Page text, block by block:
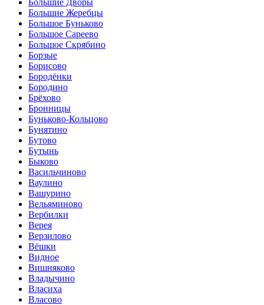
Большие Дворы
Большие Жеребцы
Большое Буньково
Большое Сареево
Большое Скрябино
Борзые
Борисово
Бородёнки
Бородино
Брёхово
Бронницы
Буньково-Кольцово
Бунятино
Бутово
Бутынь
Быково
Васильчиново
Ваулино
Вашурино
Вельяминово
Вербилки
Верея
Верзилово
Вёшки
Видное
Вишняково
Владычино
Власиха
Власово